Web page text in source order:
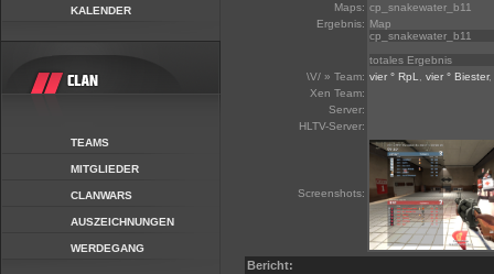
KALENDER
TEAMS
MITGLIEDER
CLANWARS
AUSZEICHNUNGEN
WERDEGANG
Maps: cp_snakewater_b11
Ergebnis: Map
cp_snakewater_b11
totales Ergebnis
\V/ » Team: vier ° RpL vier ° Biester,
Xen Team:
Server:
HLTV-Server:
Screenshots:
Bericht: